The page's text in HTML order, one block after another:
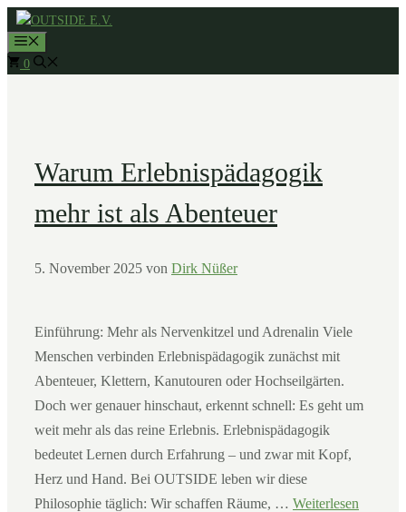
Zum
Inhalt
springen
0
Warum Erlebnispädagogik
mehr ist als Abenteuer
5. November 2025 von Dirk Nüßer
Einführung: Mehr als Nervenkitzel und Adrenalin Viele
Menschen verbinden Erlebnispädagogik zunächst mit
Abenteuer, Klettern, Kanutouren oder Hochseilgärten.
Doch wer genauer hinschaut, erkennt schnell: Es geht um
weit mehr als das reine Erlebnis. Erlebnispädagogik
bedeutet Lernen durch Erfahrung – und zwar mit Kopf,
Herz und Hand. Bei OUTSIDE leben wir diese
Philosophie täglich: Wir schaffen Räume, … Weiterlesen